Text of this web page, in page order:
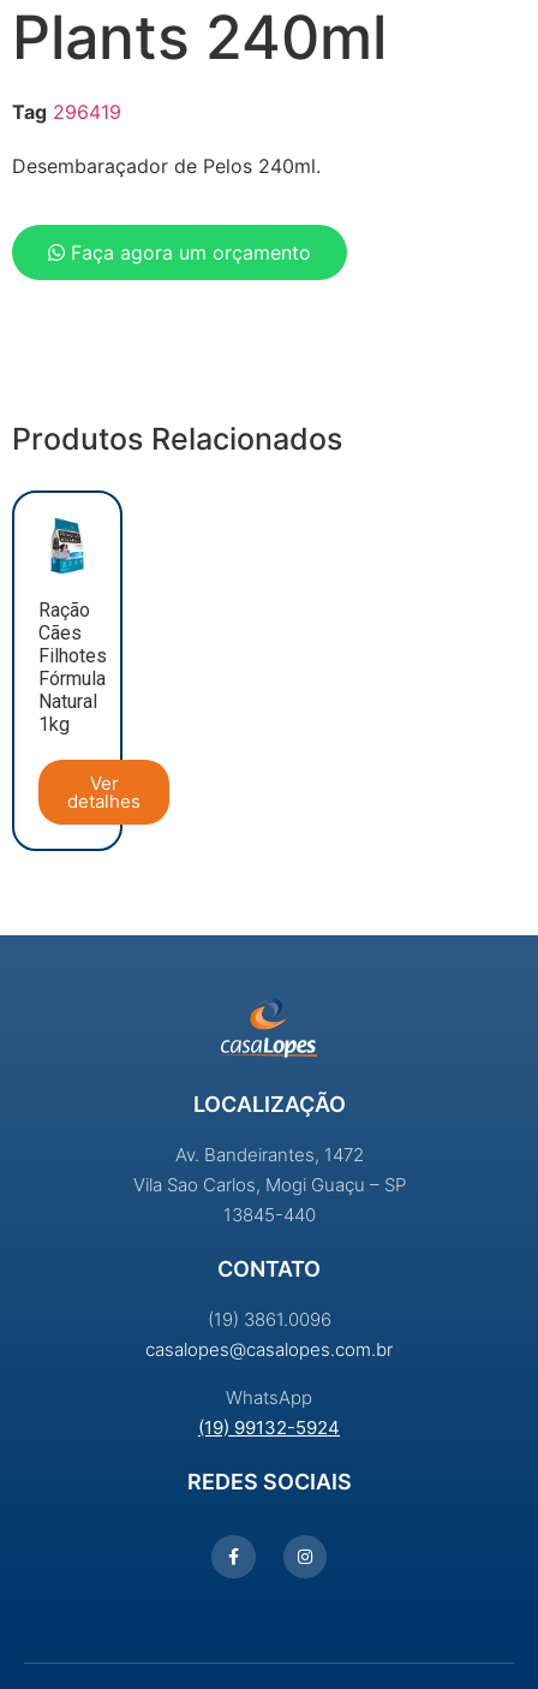
Plants 240ml
Tag 296419
Desembaraçador de Pelos 240ml.
Faça agora um orçamento
Produtos Relacionados
Ração
Cães
Filhotes
Fórmula
Natural
1kg
Ver
detalhes
LOCALIZAÇÃO
Av. Bandeirantes, 1472
Vila Sao Carlos, Mogi Guaçu – SP
13845-440
CONTATO
(19) 3861.0096
casalopes@casalopes.com.br
WhatsApp
(19) 99132-5924
REDES SOCIAIS